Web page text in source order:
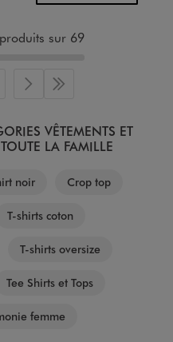
sur 69
Page suivante
Dernière page
VÊTEMENTS ET
LA FAMILLE
noir Crop top
T-shirts coton
T-shirts oversize
Tee Shirts et Tops
femme